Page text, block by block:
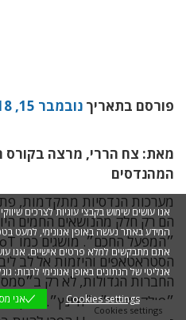
פורסם בתאריך נובמבר 15, 2018
מאת: צח הררי, מרצה
המהנדסים
הם רק חלק מהנושאים החמים
הסטראטאפים והיזמות אל לב
החברות הגדולות, לא רק
אנו עושים שימוש בקבצי עוגיות לצרכים
המידע באתר נעשה באופן אנונימי, למעט
אתם מתבקשים למלא פרטים אישיים. אנו
אנליטי של הנתונים באופן אנונימי לרבות:
Cookies settings
אני
Cookies settings